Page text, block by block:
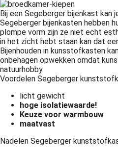
Bij een Segeberger bijenkast kan
Segeberger bijenkasten hebben
plompe vorm zijn ze niet echt
in het zicht hebt staan kan dat
Bijenhouden in kunsstofkasten
onbehagen opwekken omdat
natuurhobby.
Voordelen Segeberger
licht gewicht
hoge isolatiewaarde!
Keuze voor warmbouw
maatvast
Nadelen Segeberger